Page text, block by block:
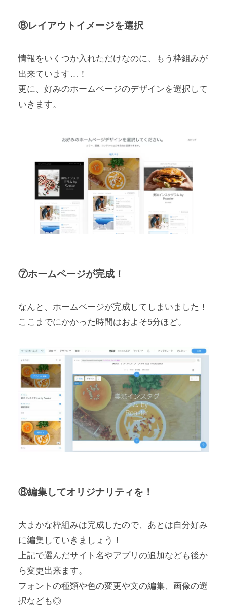
⑧レイアウトイメージを選択
情報をいくつか入れただけなのに、もう枠組みが
出来ています…！
更に、好みのホームページのデザインを選択して
いきます。
⑦ホームページが完成！
なんと、ホームページが完成してしまいました！
ここまでにかかった時間はおよそ5分ほど。
⑧編集してオリジナリティを！
大まかな枠組みは完成したので、あとは自分好み
に編集していきましょう！
上記で選んだサイト名やアプリの追加なども後か
ら変更出来ます。
フォントの種類や色の変更や文の編集、画像の選
択なども◎